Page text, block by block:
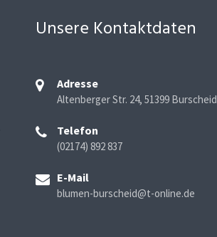
Unsere Kontaktdaten
Adresse
Altenberger Str. 24, 51399 Burscheid
Telefon
(02174) 892 837
E-Mail
blumen-burscheid@t-online.de